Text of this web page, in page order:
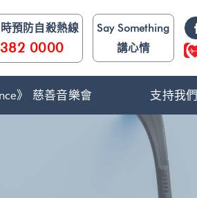
預防自殺熱線
0000
Say Something
講心情
》 慈善音樂會 支持我們